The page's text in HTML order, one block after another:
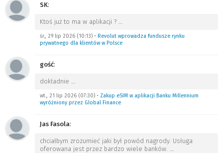
SK:
Ktoś już to ma w aplikacji ? …
śr., 29 lip 2026 (10:13) • Revolut wprowadza fundusze rynku
prywatnego dla klientów w Polsce
gość:
dokładnie …
wt., 21 lip 2026 (07:30) • Zakup eSIM w aplikacji Banku Millennium
wyróżniony przez Global Finance
Jas Fasola:
chciałbym zrozumieć jaki był powód nagrody. Usługa
oferowana jest przez bardzo wiele banków. …